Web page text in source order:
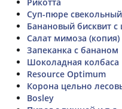
Суп-пюре
Банановый бисквит
Салат мимоза (копия)
Запеканка с бананом
Шоколадная колбаса
Resource Optimum
Корона цельно
Bosley